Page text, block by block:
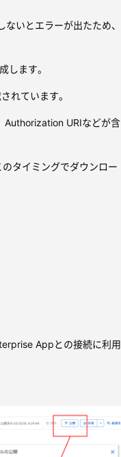
いとエラーが出たため、
します。
れています。
Authorization URIなどが含
タイミングでダウンロー
Appとの接続に利用